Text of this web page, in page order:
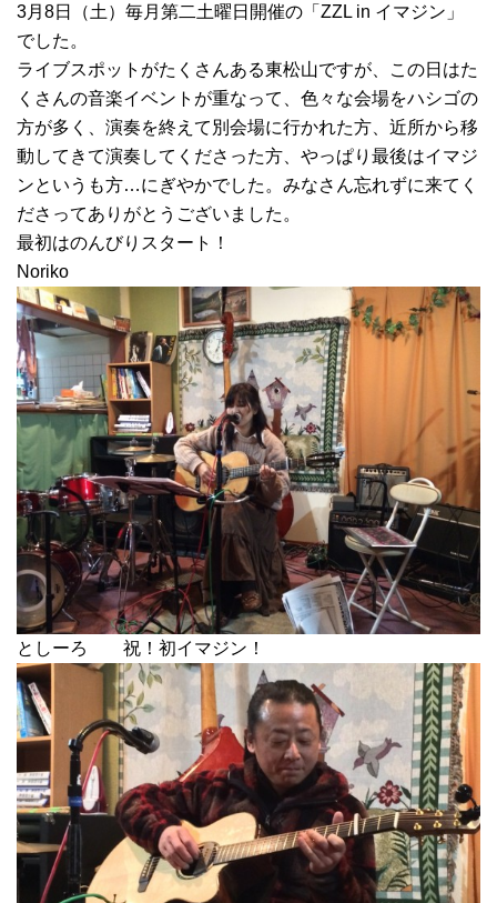
3月8日（土）毎月第二土曜日開催の「ZZL in イマジン」
でした。
ライブスポットがたくさんある東松山ですが、この日はた
くさんの音楽イベントが重なって、色々な会場をハシゴの
方が多く、演奏を終えて別会場に行かれた方、近所から移
動してきて演奏してくださった方、やっぱり最後はイマジ
ンというも方…にぎやかでした。みなさん忘れずに来てく
ださってありがとうございました。
最初はのんびりスタート！
Noriko
としーろ 祝！初イマジン！